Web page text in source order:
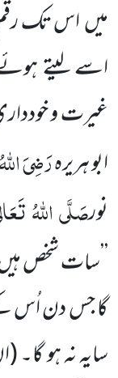
میں اس تک رقم
اسے لیتے
غیرت و
ابو ہریرہرَضِیَ
نورصَلَّی اللّٰہُ
’’سات شخص
گا جس دن اُس
سایہ نہ ہو گا۔